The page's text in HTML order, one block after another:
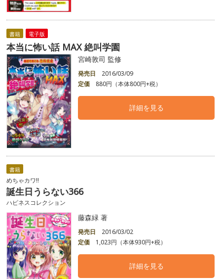
書籍 電子版
本当に怖い話 MAX 絶叫学園
宮崎敦司 監修
発売日
2016/03/09
定価
880円（本体800円+税）
詳細を見る
書籍
めちゃカワ!!
誕生日うらない366
ハピネスコレクション
藤森緑 著
発売日
2016/03/02
定価
1,023円（本体930円+税）
詳細を見る